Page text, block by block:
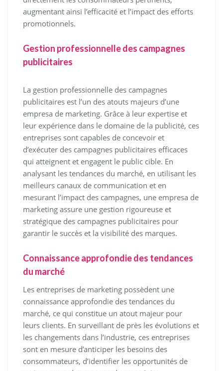
augmentant ainsi l’efficacité et l’impact des efforts
promotionnels.
Gestion professionnelle des campagnes
publicitaires
La gestion professionnelle des campagnes
publicitaires est l’un des atouts majeurs d’une
empresa de marketing. Grâce à leur expertise et
leur expérience dans le domaine de la publicité, ces
entreprises sont capables de concevoir et
d’exécuter des campagnes publicitaires efficaces
qui atteignent et engagent le public cible. En
analysant les tendances du marché, en utilisant les
meilleurs canaux de communication et en
mesurant l’impact des campagnes, une empresa de
marketing assure une gestion rigoureuse et
stratégique des campagnes publicitaires pour
garantir le succès et la visibilité des marques.
Connaissance approfondie des tendances
du marché
Les entreprises de marketing possèdent une
connaissance approfondie des tendances du
marché, ce qui constitue un atout majeur pour
leurs clients. En surveillant de près les évolutions et
les changements dans l’industrie, ces entreprises
sont en mesure d’anticiper les besoins des
consommateurs, d’identifier les opportunités de